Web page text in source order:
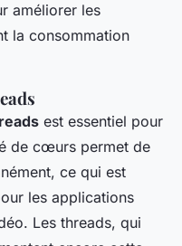
améliorer les
la consommation
est essentiel pour
de cœurs permet de
ce qui est
les applications
Les threads, qui